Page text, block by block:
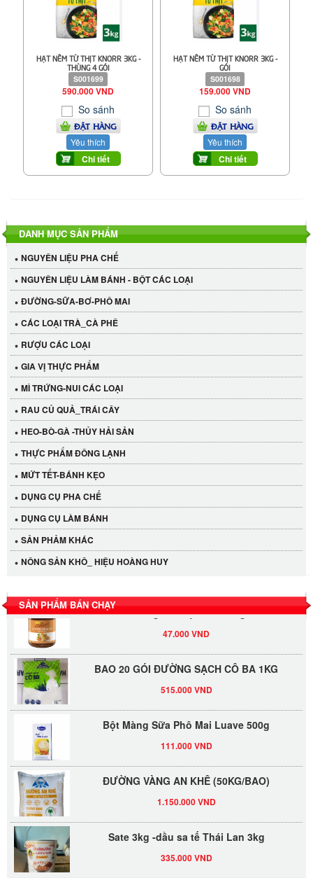
HẠT NÊM TỪ THỊT KNORR 3KG -
THÙNG 4 GÓI
S001699
590.000 VND
So sánh
ĐẶT HÀNG
Yêu thích
Chi tiết
HẠT NÊM TỪ THỊT KNORR 3KG -
GÓI
S001698
159.000 VND
So sánh
ĐẶT HÀNG
Yêu thích
Chi tiết
DANH MỤC SẢN PHẨM
NGUYÊN LIỆU PHA CHẾ
NGUYÊN LIỆU LÀM BÁNH - BỘT CÁC LOẠI
ĐƯỜNG-SỮA-BƠ-PHÔ MAI
CÁC LOẠI TRÀ_CÀ PHÊ
RƯỢU CÁC LOẠI
GIA VỊ THỰC PHẨM
MÌ TRỨNG-NUI CÁC LOẠI
RAU CỦ QUẢ_TRÁI CÂY
HEO-BÒ-GÀ -THỦY HẢI SẢN
THỰC PHẨM ĐÔNG LẠNH
MỨT TẾT-BÁNH KẸO
DỤNG CỤ PHA CHẾ
DỤNG CỤ LÀM BÁNH
SẢN PHẢM KHÁC
NÔNG SẢN KHÔ_ HIỆU HOÀNG HUY
SẢN PHẨM BÁN CHẠY
LỐC 12 HỦ Tương xí muội LKK 260g
Tương xí muội LKK 260g
BAO 20 GÓI ĐƯỜNG SẠCH CÔ BA 1KG
Bột Màng Sữa Phô Mai Luave 500g
ĐƯỜNG VÀNG AN KHÊ (50KG/BAO)
Sate 3kg -dầu sa tế Thái Lan 3kg